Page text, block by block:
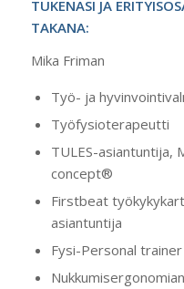
TUKENASI JA
TAKANA:
Mika Friman
Työ- ja
Työfysioterapeutti
TULES-asiantuntija,
concept®
Firstbeat
asiantuntija
Fysi-Personal trainer